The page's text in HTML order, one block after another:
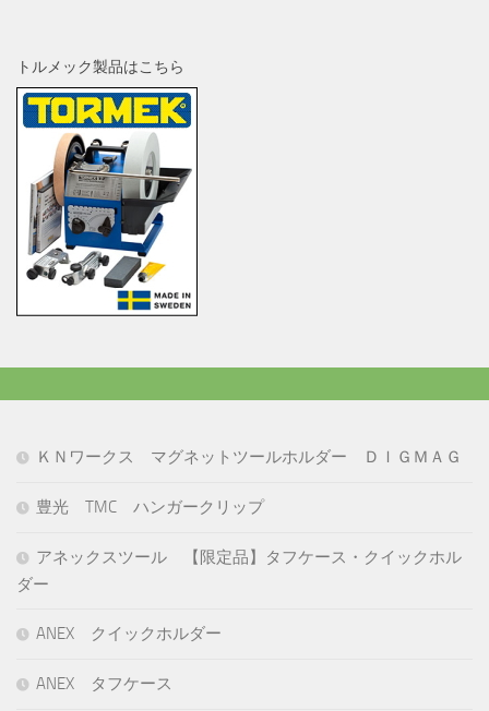
トルメック製品はこちら
ＫＮワークス マグネットツールホルダー ＤＩＧＭＡＧ
豊光 TMC ハンガークリップ
アネックスツール 【限定品】タフケース・クイックホル
ダー
ANEX クイックホルダー
ANEX タフケース